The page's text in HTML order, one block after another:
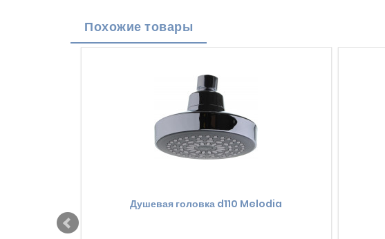
Похожие товары
Душевая головка d110 Melodia